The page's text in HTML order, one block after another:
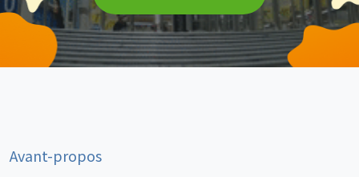
Avant-propos